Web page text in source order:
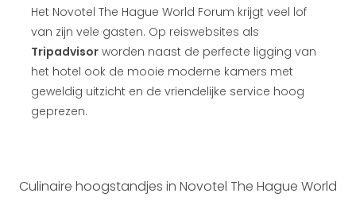
Het Novotel The Hague World Forum krijgt veel lof
van zijn vele gasten. Op reiswebsites als
Tripadvisor worden naast de perfecte ligging van
het hotel ook de mooie moderne kamers met
geweldig uitzicht en de vriendelijke service hoog
geprezen.
Culinaire hoogstandjes in Novotel The Hague World